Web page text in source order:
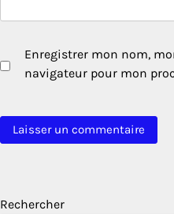
Enregistrer mon nom,
navigateur pour mon
Rechercher